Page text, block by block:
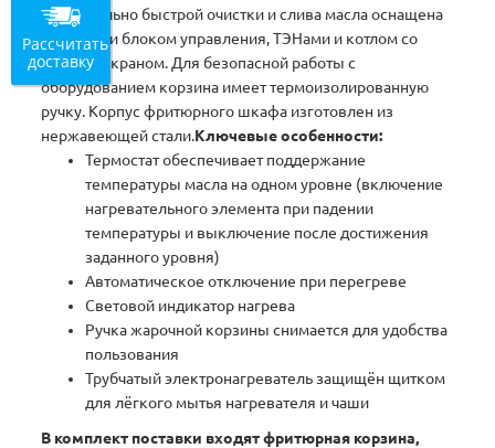
максимально быстрой очистки и слива масла оснащена
съёмными блоком управления, ТЭНами и котлом со
сливным краном. Для безопасной работы с
оборудованием корзина имеет термоизолированную
ручку. Корпус фритюрного шкафа изготовлен из
нержавеющей стали.Ключевые особенности:
Термостат обеспечивает поддержание
температуры масла на одном уровне (включение
нагревательного элемента при падении
температуры и выключение после достижения
заданного уровня)
Автоматическое отключение при перегреве
Световой индикатор нагрева
Ручка жарочной корзины снимается для удобства
пользования
Трубчатый электронагреватель защищён щитком
для лёгкого мытья нагревателя и чаши
В комплект поставки входят фритюрная корзина,
Рассчитать
доставку